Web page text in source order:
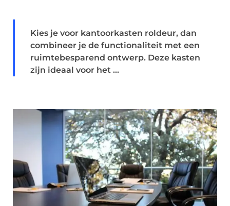
Kies je voor kantoorkasten roldeur, dan
combineer je de functionaliteit met een
ruimtebesparend ontwerp. Deze kasten
zijn ideaal voor het ...